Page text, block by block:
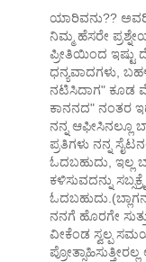
ಯಾರಿವನು??
ನಿಮ್ಮ ಹೆಸರೇ
ಪ್ರೀತಿಯಿಂದ ಇಷ್ಟು
ಧನ್ಯವಾದಗಳು,
ನಟಿಸಿದಾಗ" ಕೂಡ
ಕಾನನದ" ನಂತರ
ನನ್ನ ಆಫೀಸಿನಲ್ಲೂ
ಪ್ರತಿಗಳು ನನ್ನ
ಓದಬಹುದು, ಇಲ್ಲ
ಕಳಿಸುವದನ್ನು
ನನಗೆ ಹೊರಗೇ
ವೀಕೆಂಡ ಸ್ವಲ್ಪ